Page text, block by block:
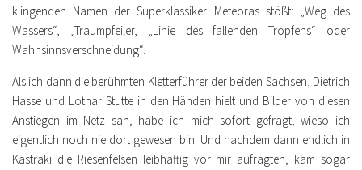
klingenden Namen der Superklassiker Meteoras stößt: „Weg des
Wassers“, „Traumpfeiler, „Linie des fallenden Tropfens“ oder
Wahnsinnsverschneidung“.
Als ich dann die berühmten Kletterführer der beiden Sachsen, Dietrich
Hasse und Lothar Stutte in den Händen hielt und Bilder von diesen
Anstiegen im Netz sah, habe ich mich sofort gefragt, wieso ich
eigentlich noch nie dort gewesen bin. Und nachdem dann endlich in
Kastraki die Riesenfelsen leibhaftig vor mir aufragten, kam sogar